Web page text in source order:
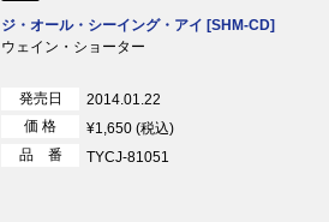
ジ・オール・シーイング・アイ [SHM-CD]
ウェイン・ショーター
発売日
2014.01.22
価 格
¥1,650 (税込)
品 番
TYCJ-81051